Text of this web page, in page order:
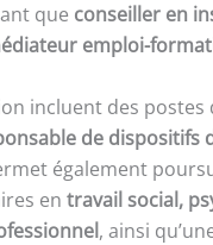
que conseiller en
emploi-
incluent des postes
de dispositifs
également
entravail social,
, ainsi